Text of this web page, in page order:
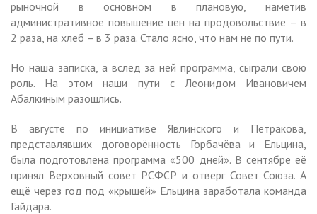
рыночной в основном в плановую, наметив
административное повышение цен на продовольствие – в
2 раза, на хлеб – в 3 раза. Стало ясно, что нам не по пути.
Но наша записка, а вслед за ней программа, сыграли свою
роль. На этом наши пути с Леонидом Ивановичем
Абалкиным разошлись.
В августе по инициативе Явлинского и Петракова,
представлявших договорённость Горбачёва и Ельцина,
была подготовлена программа «500 дней». В сентябре её
принял Верховный совет РСФСР и отверг Совет Союза. А
ещё через год под «крышей» Ельцина заработала команда
Гайдара.